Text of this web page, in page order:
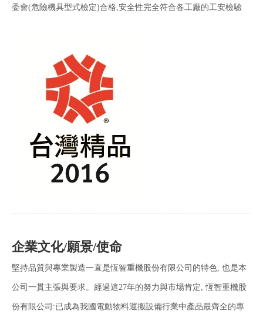
委會(危險機具型式檢定)合格,安全性完全符合各工廠的工安檢驗
企業文化/願景/使命
堅持品質與專業製造一直是恆智重機股份有限公司的特色, 也是本
公司一貫主張與要求。經過這27年的努力與市場肯定, 恆智重機股
份有限公司:已成為我國電動物料運搬設備行業中產品最齊全的專